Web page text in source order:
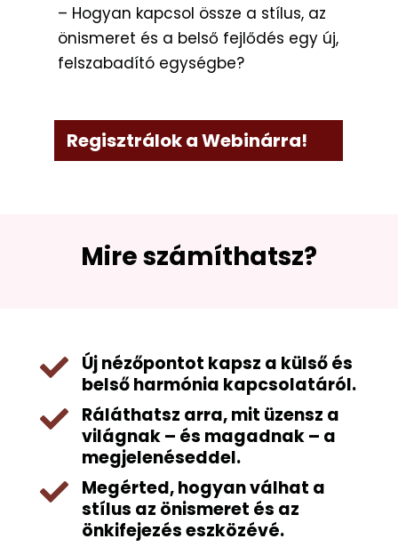
– Hogyan kapcsol össze a stílus, az
önismeret és a belső fejlődés egy új,
felszabadító egységbe?
Regisztrálok a Webinárra!
Mire számíthatsz?
 Új nézőpontot kapsz a külső és
belső harmónia kapcsolatáról.
 Ráláthatsz arra, mit üzensz a
világnak – és magadnak – a
megjelenéseddel.
 Megérted, hogyan válhat a
stílus az önismeret és az
önkifejezés eszközévé.